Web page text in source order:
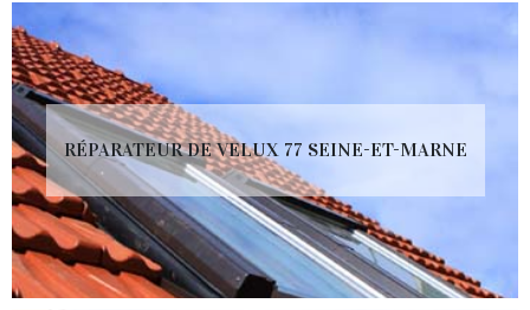
RÉPARATEUR DE VELUX 77 SEINE-ET-MARNE